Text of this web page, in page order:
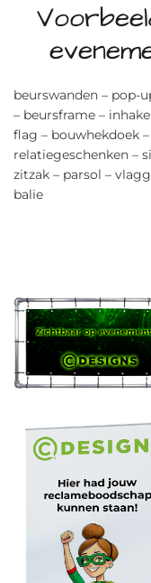
beurswanden – pop-
– beursframe –
flag – bouwhekdoek
relatiegeschenken –
zitzak – parsol –
balie